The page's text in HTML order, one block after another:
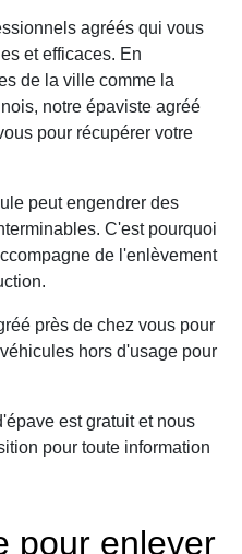
agréés qui vous
et efficaces. En
de la ville comme la
notre épaviste agréé
pour récupérer votre
peut engendrer des
C'est pourquoi
de l'enlèvement
près de chez vous pour
hors d'usage pour
est gratuit et nous
pour toute information
pour enlever